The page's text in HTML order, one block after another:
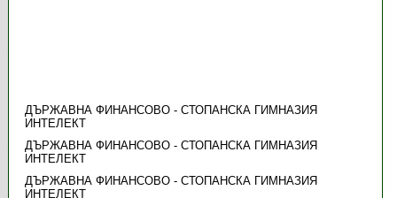
ДЪРЖАВНА ФИНАНСОВО - СТОПАНСКА ГИМНАЗИЯ
ИНТЕЛЕКТ
ДЪРЖАВНА ФИНАНСОВО - СТОПАНСКА ГИМНАЗИЯ
ИНТЕЛЕКТ
ДЪРЖАВНА ФИНАНСОВО - СТОПАНСКА ГИМНАЗИЯ
ИНТЕЛЕКТ